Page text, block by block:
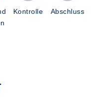
Kontrolle Abschluss